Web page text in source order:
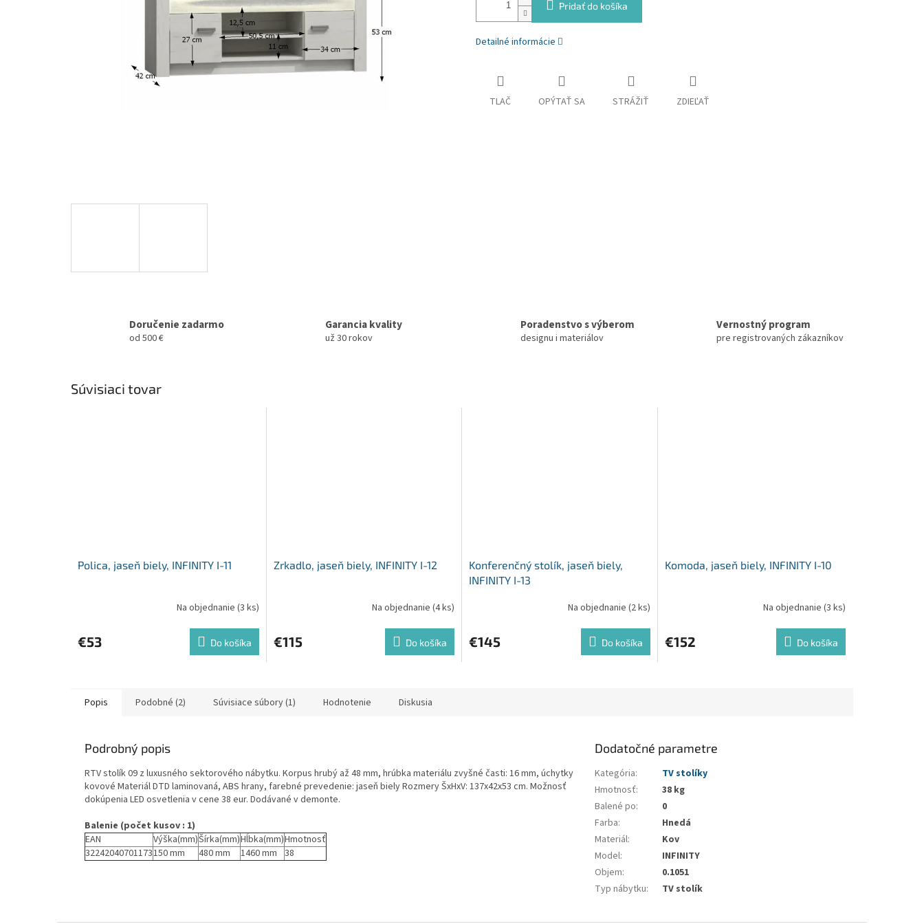
Pridať do košíka
Detailné informácie
TLAČ OPÝTAŤ SA STRÁŽIŤ ZDIEĽAŤ
Doručenie zadarmo
od 500 €
Garancia kvality
už 30 rokov
Poradenstvo s výberom
designu i materiálov
Vernostný program
pre registrovaných zákazníkov
Súvisiaci tovar
Polica, jaseň biely, INFINITY I-11
Na objednanie (3 ks)
€53 Do košíka
Zrkadlo, jaseň biely, INFINITY I-12
Na objednanie (4 ks)
€115 Do košíka
Konferenčný stolík, jaseň biely,
INFINITY I-13
Na objednanie (2 ks)
€145 Do košíka
Komoda, jaseň biely, INFINITY I-10
Na objednanie (3 ks)
€152 Do košíka
Popis Podobné (2) Súvisiace súbory (1) Hodnotenie Diskusia
Podrobný popis
RTV stolík 09 z luxusného sektorového nábytku. Korpus hrubý až 48 mm, hrúbka materiálu zvyšné časti: 16 mm, úchytky
kovové Materiál DTD laminovaná, ABS hrany, farebné prevedenie: jaseň biely Rozmery ŠxHxV: 137x42x53 cm. Možnosť
dokúpenia LED osvetlenia v cene 38 eur. Dodávané v demonte.
Balenie (počet kusov : 1)
EAN
Výška(mm)Šírka(mm)Hĺbka(mm)Hmotnosť
32242040701173150 mm 480 mm 1460 mm 38
Dodatočné parametre
Kategória:
TV stolíky
Hmotnosť:
38 kg
Balené po:
0
Farba:
Hnedá
Materiál:
Kov
Model:
INFINITY
Objem:
0.1051
Typ nábytku: TV stolík